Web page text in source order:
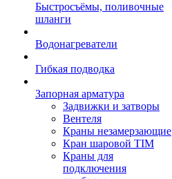
Быстросъёмы, поливочные
шланги
Водонагреватели
Гибкая подводка
Запорная арматура
Задвижки и затворы
Вентеля
Краны незамерзающие
Кран шаровой TIM
Краны для
подключения